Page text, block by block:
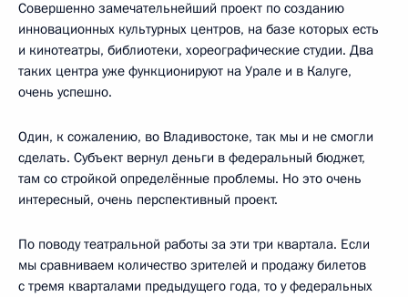
Совершенно замечательнейший проект по созданию
инновационных культурных центров, на базе которых есть
и кинотеатры, библиотеки, хореографические студии. Два
таких центра уже функционируют на Урале и в Калуге,
очень успешно.
Один, к сожалению, во Владивостоке, так мы и не смогли
сделать. Субъект вернул деньги в федеральный бюджет,
там со стройкой определённые проблемы. Но это очень
интересный, очень перспективный проект.
По поводу театральной работы за эти три квартала. Если
мы сравниваем количество зрителей и продажу билетов
с тремя кварталами предыдущего года, то у федеральных